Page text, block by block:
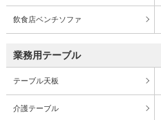
飲食店ベンチソファ
業務用テーブル
テーブル天板
介護テーブル